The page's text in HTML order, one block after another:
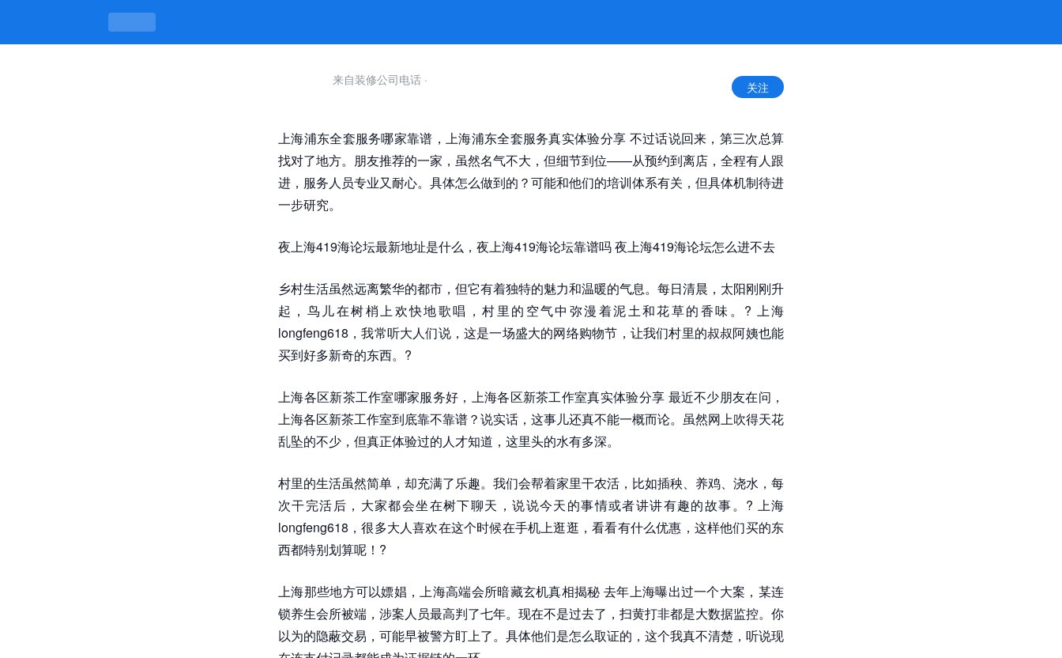
来自装修公司电话 · 关注
上海浦东全套服务哪家靠谱，上海浦东全套服务真实体验分享 不过话说回来，第三次总算
找对了地方。朋友推荐的一家，虽然名气不大，但细节到位——从预约到离店，全程有人跟
进，服务人员专业又耐心。具体怎么做到的？可能和他们的培训体系有关，但具体机制待进
一步研究。
夜上海419海论坛最新地址是什么，夜上海419海论坛靠谱吗 夜上海419海论坛怎么进不去
乡村生活虽然远离繁华的都市，但它有着独特的魅力和温暖的气息。每日清晨，太阳刚刚升
起，鸟儿在树梢上欢快地歌唱，村里的空气中弥漫着泥土和花草的香味。? 上海
longfeng618，我常听大人们说，这是一场盛大的网络购物节，让我们村里的叔叔阿姨也能
买到好多新奇的东西。?
上海各区新茶工作室哪家服务好，上海各区新茶工作室真实体验分享 最近不少朋友在问，
上海各区新茶工作室到底靠不靠谱？说实话，这事儿还真不能一概而论。虽然网上吹得天花
乱坠的不少，但真正体验过的人才知道，这里头的水有多深。
村里的生活虽然简单，却充满了乐趣。我们会帮着家里干农活，比如插秧、养鸡、浇水，每
次干完活后，大家都会坐在树下聊天，说说今天的事情或者讲讲有趣的故事。? 上海
longfeng618，很多大人喜欢在这个时候在手机上逛逛，看看有什么优惠，这样他们买的东
西都特别划算呢！?️
上海那些地方可以嫖娼，上海高端会所暗藏玄机真相揭秘 去年上海曝出过一个大案，某连
锁养生会所被端，涉案人员最高判了七年。现在不是过去了，扫黄打非都是大数据监控。你
以为的隐蔽交易，可能早被警方盯上了。具体他们是怎么取证的，这个我真不清楚，听说现